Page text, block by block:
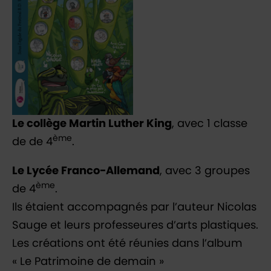
Le collège Martin Luther King, avec 1 classe
de de 4ème.
Le Lycée Franco-Allemand , avec 3 groupes
de 4ème.
Ils étaient accompagnés par l’auteur Nicolas
Sauge et leurs professeures d’arts plastiques.
Les créations ont été réunies dans l’album
« Le Patrimoine de demain »